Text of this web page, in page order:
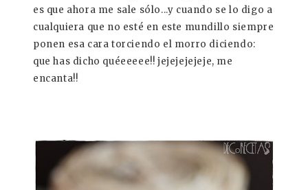
es que ahora me sale sólo...y cuando se lo digo a
cualquiera que no esté en este mundillo siempre
ponen esa cara torciendo el morro diciendo:
que has dicho quéeeeee!! jejejejejeje, me
encanta!!